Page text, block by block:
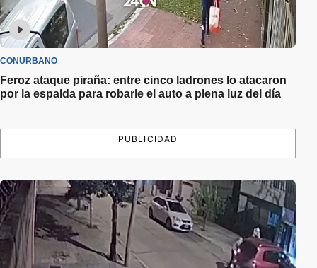
CONURBANO
Feroz ataque piraña: entre cinco ladrones lo atacaron
por la espalda para robarle el auto a plena luz del día
PUBLICIDAD